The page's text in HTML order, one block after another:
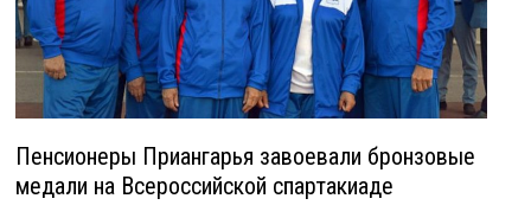
Пенсионеры Приангарья завоевали бронзовые
медали на Всероссийской спартакиаде